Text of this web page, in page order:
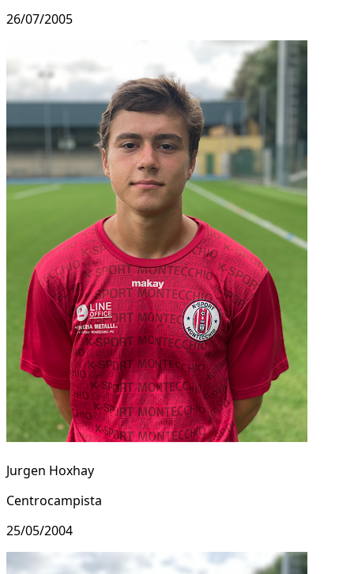
26/07/2005
Jurgen Hoxhay
Centrocampista
25/05/2004